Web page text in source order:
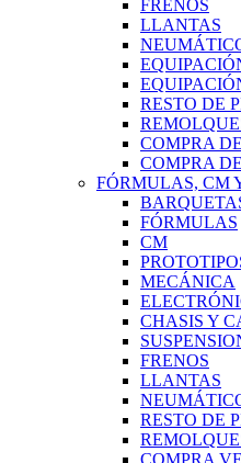
FRENOS
LLANTAS
RESTO DE
COMPRA
COMPRA
FÓRMULAS, CM
FÓRMULAS
CM
MECÁNICA
CHASIS Y
FRENOS
LLANTAS
RESTO DE
COMPRA